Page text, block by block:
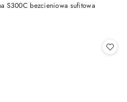
S300C bezcieniowa sufitowa